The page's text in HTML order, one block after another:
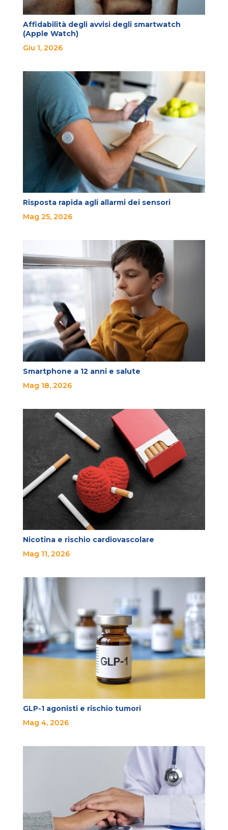
Affidabilità degli avvisi degli smartwatch
(Apple Watch)
Giu 1, 2026
Risposta rapida agli allarmi dei sensori
Mag 25, 2026
Smartphone a 12 anni e salute
Mag 18, 2026
Nicotina e rischio cardiovascolare
Mag 11, 2026
GLP-1 agonisti e rischio tumori
Mag 4, 2026